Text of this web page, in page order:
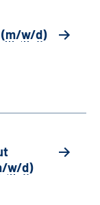
m/w/d)
/w/d)